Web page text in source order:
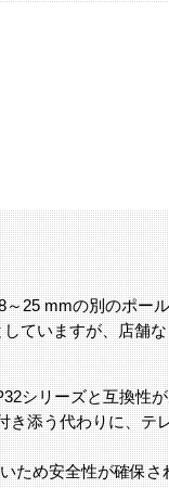
25 mmの別のポー
ていますが、店舗
シリーズと互換性
き添う代わりに、テ
ため安全性が確保さ